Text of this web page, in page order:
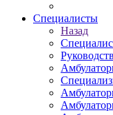
Специалисты
Назад